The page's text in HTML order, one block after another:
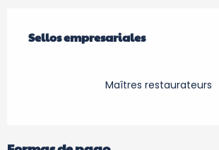
Sellos empresariales
Sellos empresariales
Maîtres restaurateurs